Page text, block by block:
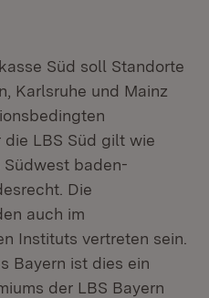
Süd soll Standorte
Karlsruhe und Mainz
die LBS Süd gilt wie
Südwest baden-
Die
auch im
Instituts vertreten sein.
Bayern ist dies ein
der LBS Bayern